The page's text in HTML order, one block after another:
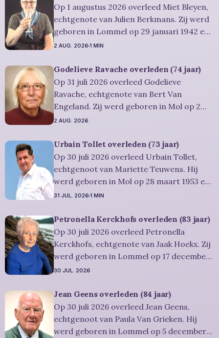
besloten kring. Er is gelegenheid om in alle
rust
Op 1 augustus 2026 overleed Miet Bleyen,
echtgenote van Julien Berkmans. Zij werd
geboren in Lommel op 29 januari 1942 en
is overleden in Lommel op 1 augustus
werd 84 jaar. Rouwbericht Severens: De
uitvaartdienst zal in besloten kring
plaatshebben. U kan Miet
2 AUG. 2026 1 MIN
Godelieve Ravache overleden (74 jaar)
Op 31 juli 2026 overleed Godelieve
Ravache, echtgenote van Bert Van
Engeland. Zij werd geboren in Mol op 2
juni 1952 en is overleden in Lommel op 31
werd 74 jaar. Rouwbericht Severens: De
afscheidsviering heeft plaats in besloten
kring. U kan
2 AUG. 2026
Urbain Tollet overleden (73 jaar)
Op 30 juli 2026 overleed Urbain Tollet,
echtgenoot van Mariette Teuwens. Hij
werd geboren in Mol op 28 maart 1953 en
is overleden in Overpelt op 30 juli 2026. Hij
jaar. Rouwbericht Severens: De
afscheidsviering van Urbain waarop u
vriendelijk wordt uitgenodigd, zal
31 JUL. 2026 1 MIN
Petronella Kerckhofs overleden (83 jaar)
Op 30 juli 2026 overleed Petronella
Kerckhofs, echtgenote van Jaak Hoekx. Zij
werd geboren in Lommel op 17 december
1942 en is overleden in Overpelt op 30 juli
werd 83 jaar. Rouwbericht Severens: De
afscheidsplechtígheid van Irène zal
plaatsvinden in intieme kring. Condoleren
30 JUL. 2026
Jean Geens overleden (84 jaar)
Op 30 juli 2026 overleed Jean Geens,
echtgenoot van Paula Van Grieken. Hij
werd geboren in Lommel op 5 december